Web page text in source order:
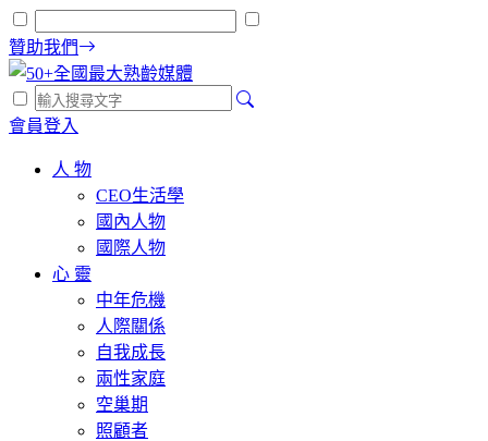
贊助我們
會員登入
人 物
CEO生活學
國內人物
國際人物
心 靈
中年危機
人際關係
自我成長
兩性家庭
空巢期
照顧者